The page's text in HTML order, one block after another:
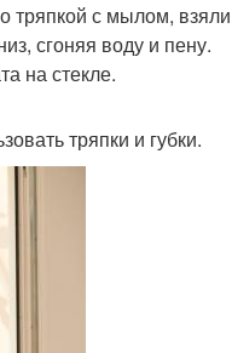
с мылом, взяли
сгоняя воду и пену.
на стекле.
тряпки и губки.